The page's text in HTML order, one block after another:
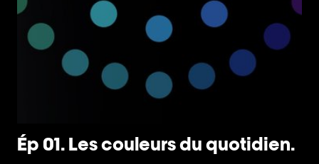
Ép 01. Les couleurs du quotidien.